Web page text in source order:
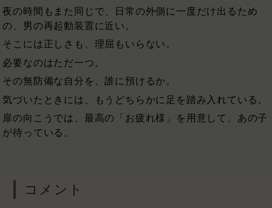
夜の時間もまた同じで、日常の外側に一度だけ出るため
の、男の再起動装置に近い。
そこには正しさも、理屈もいらない。
必要なのはただ一つ。
その無防備な自分を、誰に預けるか。
気づいたときには、もうどちらかに足を踏み入れている。
扉の向こうでは、最高の「お疲れ様」を用意して、あの子
が待っている。
コメント